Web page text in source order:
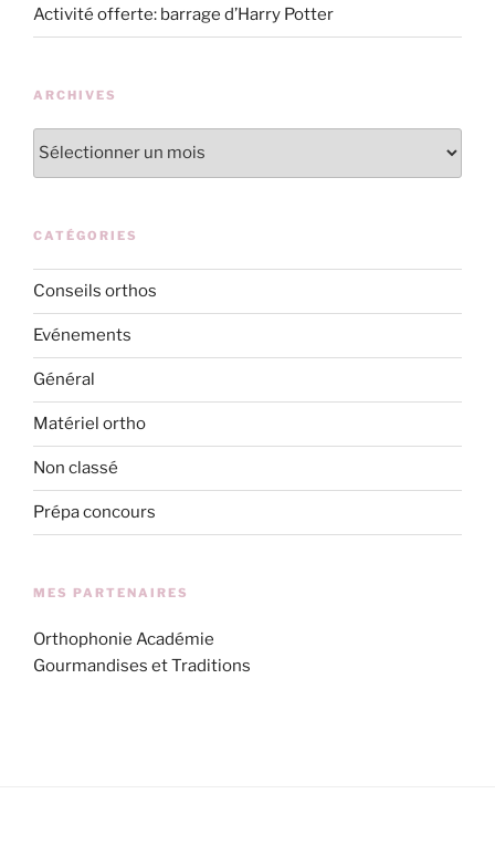
Activité offerte: barrage d’Harry Potter
ARCHIVES
Archives
CATÉGORIES
Conseils orthos
Evénements
Général
Matériel ortho
Non classé
Prépa concours
MES PARTENAIRES
Orthophonie Académie
Gourmandises et Traditions